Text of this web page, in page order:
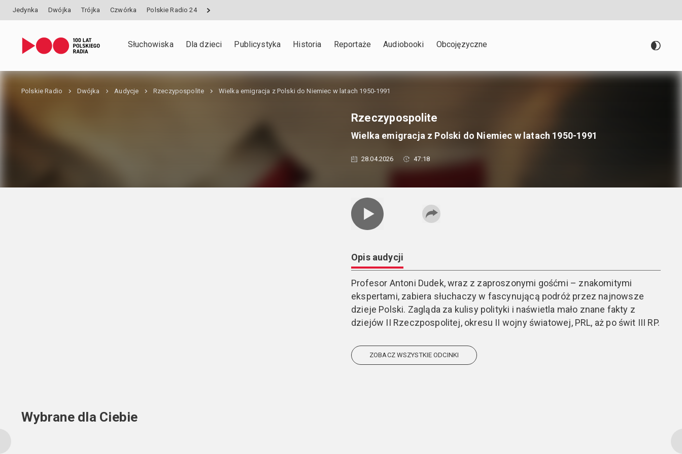
Jedynka Dwójka Trójka Czwórka Polskie Radio 24
Słuchowiska Dla dzieci Publicystyka Historia Reportaże Audiobooki Obcojęzyczne
Polskie Radio Dwójka Audycje Rzeczypospolite Wielka emigracja z Polski do Niemiec w latach 1950-1991
Rzeczypospolite
Wielka emigracja z Polski do Niemiec w latach 1950-1991
28.04.2026 47:18
Opis audycji
Profesor Antoni Dudek, wraz z zaproszonymi gośćmi – znakomitymi
ekspertami, zabiera słuchaczy w fascynującą podróż przez najnowsze
dzieje Polski. Zagląda za kulisy polityki i naświetla mało znane fakty z
dziejów II Rzeczpospolitej, okresu II wojny światowej, PRL, aż po świt III RP.
ZOBACZ WSZYSTKIE ODCINKI
Wybrane dla Ciebie